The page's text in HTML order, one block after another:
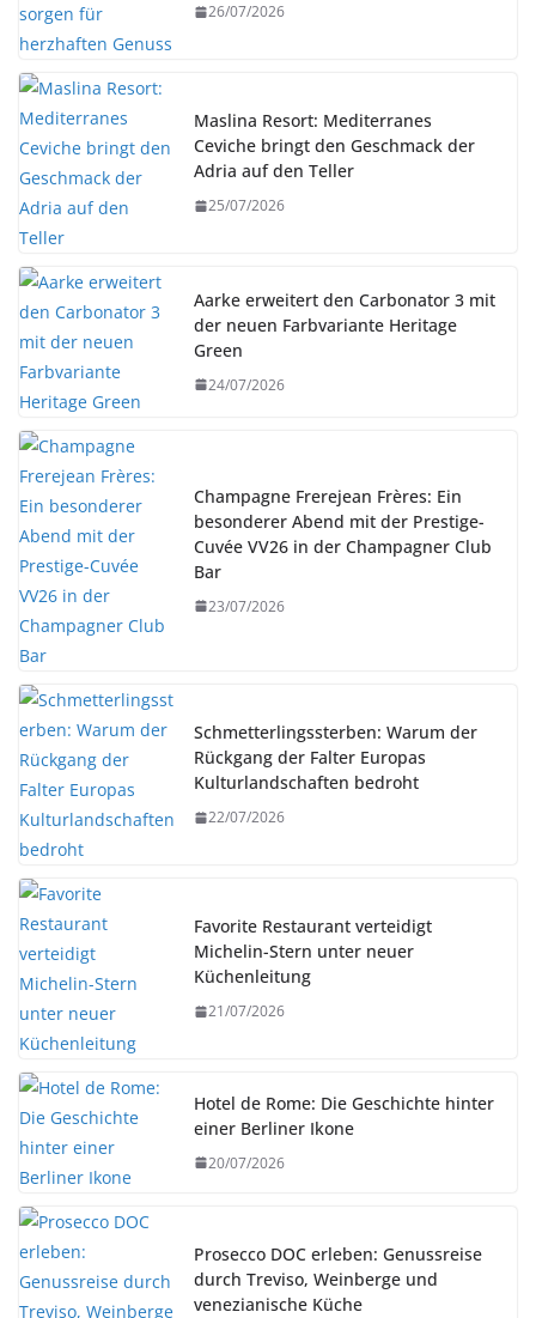
26/07/2026
Maslina Resort: Mediterranes
Ceviche bringt den Geschmack der
Adria auf den Teller
25/07/2026
Aarke erweitert den Carbonator 3 mit
der neuen Farbvariante Heritage
Green
24/07/2026
Champagne Frerejean Frères: Ein
besonderer Abend mit der Prestige-
Cuvée VV26 in der Champagner Club
Bar
23/07/2026
Schmetterlingssterben: Warum der
Rückgang der Falter Europas
Kulturlandschaften bedroht
22/07/2026
Favorite Restaurant verteidigt
Michelin-Stern unter neuer
Küchenleitung
21/07/2026
Hotel de Rome: Die Geschichte hinter
einer Berliner Ikone
20/07/2026
Prosecco DOC erleben: Genussreise
durch Treviso, Weinberge und
venezianische Küche